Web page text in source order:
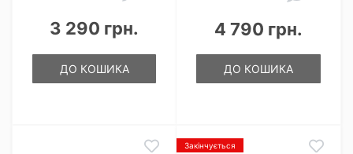
3 290 грн.
ДО КОШИКА
4 790 грн.
ДО КОШИКА
Закінчується